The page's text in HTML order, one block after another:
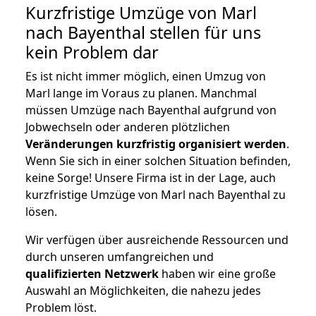
Kurzfristige Umzüge von Marl
nach Bayenthal stellen für uns
kein Problem dar
Es ist nicht immer möglich, einen Umzug von
Marl lange im Voraus zu planen. Manchmal
müssen Umzüge nach Bayenthal aufgrund von
Jobwechseln oder anderen plötzlichen
Veränderungen kurzfristig organisiert werden.
Wenn Sie sich in einer solchen Situation befinden,
keine Sorge! Unsere Firma ist in der Lage, auch
kurzfristige Umzüge von Marl nach Bayenthal zu
lösen.
Wir verfügen über ausreichende Ressourcen und
durch unseren umfangreichen und
qualifizierten Netzwerk haben wir eine große
Auswahl an Möglichkeiten, die nahezu jedes
Problem löst.